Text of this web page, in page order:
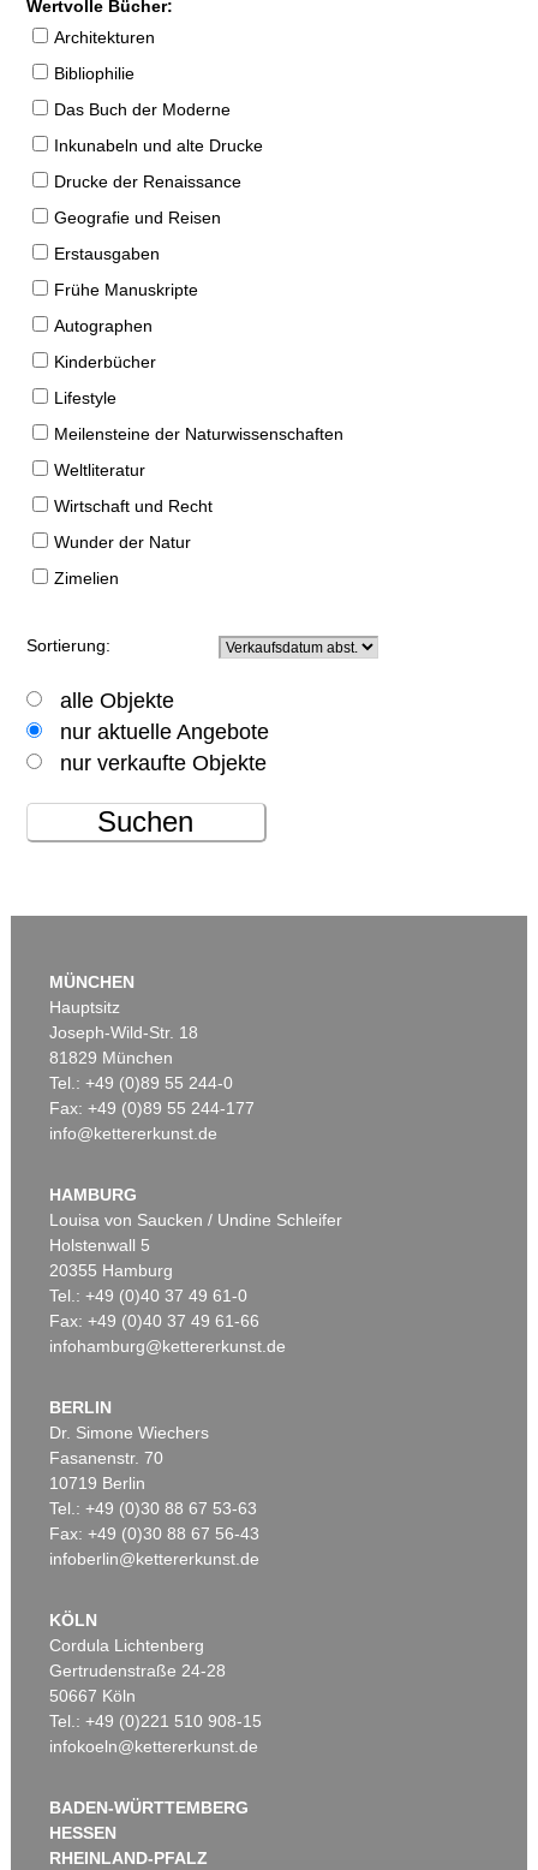
Wertvolle Bücher:
Architekturen
Bibliophilie
Das Buch der Moderne
Inkunabeln und alte Drucke
Drucke der Renaissance
Geografie und Reisen
Erstausgaben
Frühe Manuskripte
Autographen
Kinderbücher
Lifestyle
Meilensteine der Naturwissenschaften
Weltliteratur
Wirtschaft und Recht
Wunder der Natur
Zimelien
Sortierung:
alle Objekte
nur aktuelle Angebote
nur verkaufte Objekte
Suchen
MÜNCHEN
Hauptsitz
Joseph-Wild-Str. 18
81829 München
Tel.: +49 (0)89 55 244-0
Fax: +49 (0)89 55 244-177
info@kettererkunst.de
HAMBURG
Louisa von Saucken / Undine Schleifer
Holstenwall 5
20355 Hamburg
Tel.: +49 (0)40 37 49 61-0
Fax: +49 (0)40 37 49 61-66
infohamburg@kettererkunst.de
BERLIN
Dr. Simone Wiechers
Fasanenstr. 70
10719 Berlin
Tel.: +49 (0)30 88 67 53-63
Fax: +49 (0)30 88 67 56-43
infoberlin@kettererkunst.de
KÖLN
Cordula Lichtenberg
Gertrudenstraße 24-28
50667 Köln
Tel.: +49 (0)221 510 908-15
infokoeln@kettererkunst.de
BADEN-WÜRTTEMBERG
HESSEN
RHEINLAND-PFALZ